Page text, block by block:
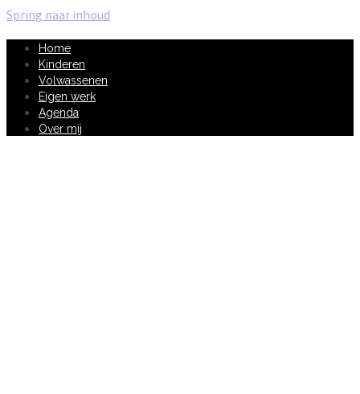
Spring naar inhoud
Home
Kinderen
Volwassenen
Eigen werk
Agenda
Over mij